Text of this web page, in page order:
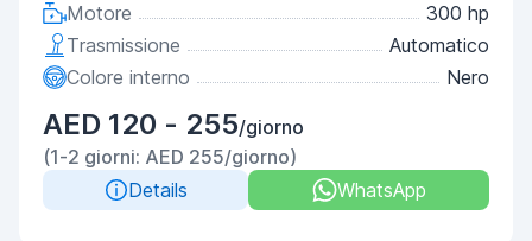
Motore
300 hp
Trasmissione
Automatico
Colore interno
Nero
AED 120 - 255/giorno
(1-2 giorni: AED 255/giorno)
Details
WhatsApp